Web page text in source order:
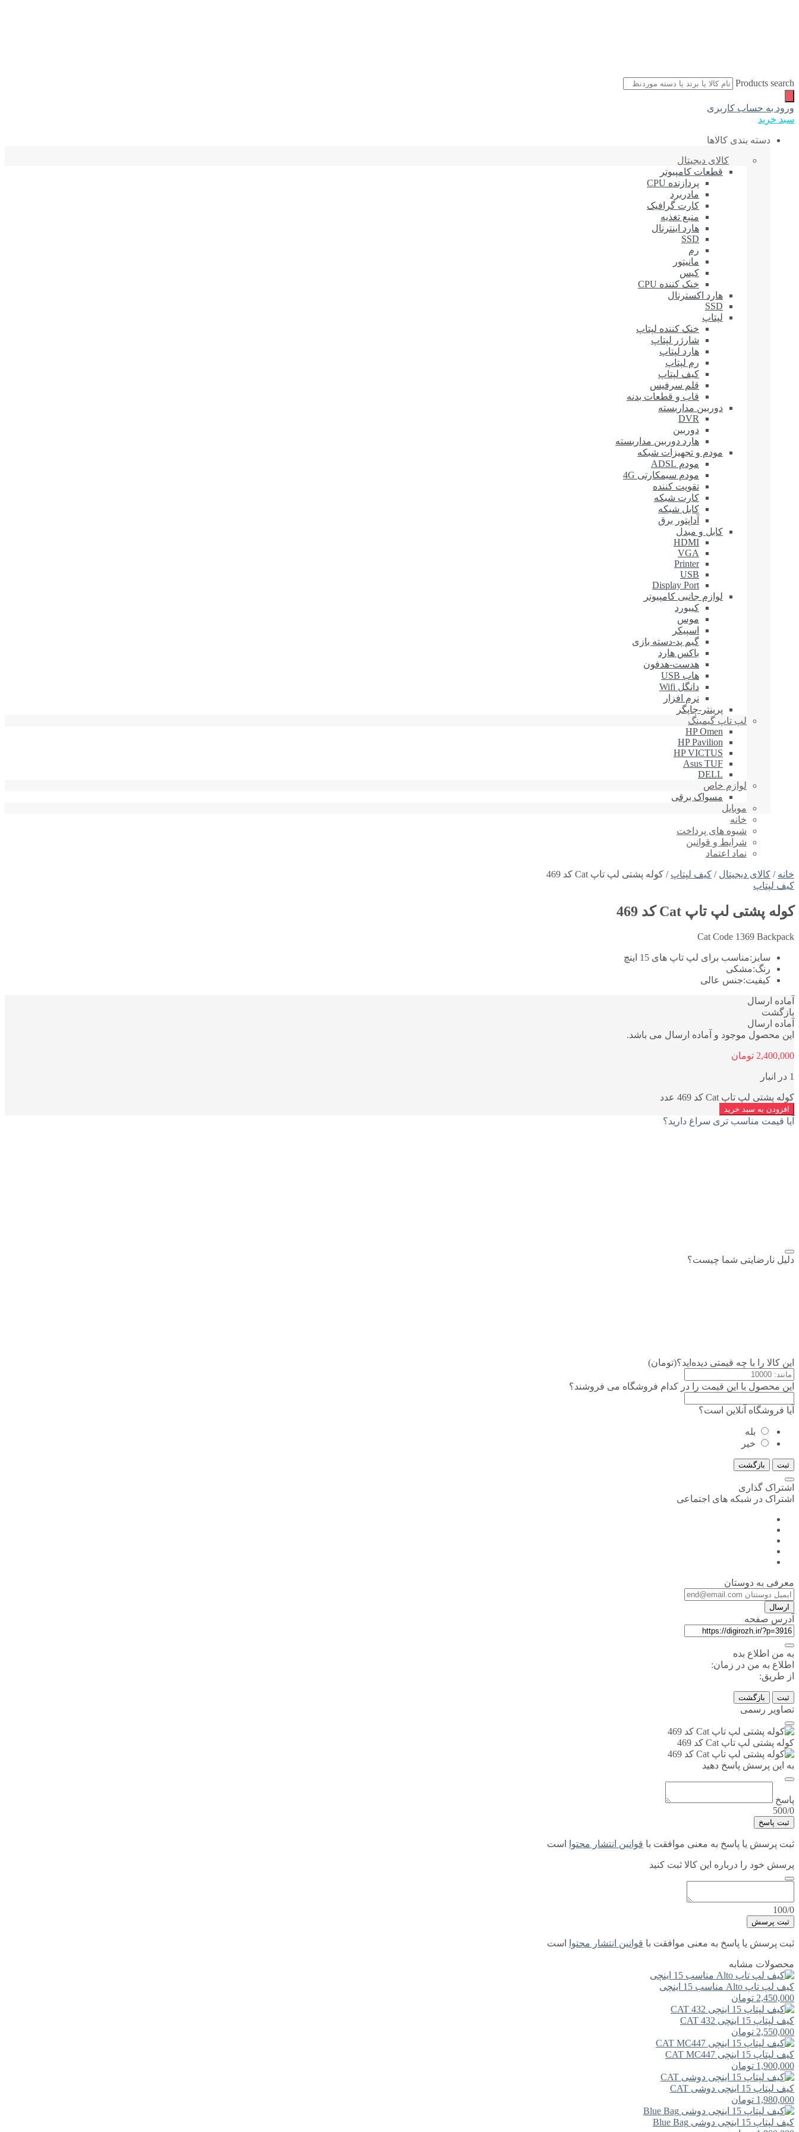
Products search
ورود به حساب کاربری
سبد خرید
دسته بندی کالاها
کالای دیجیتال
قطعات کامپیوتر
پردازنده CPU
مادربرد
کارت گرافیک
منبع تغذیه
هارد اینترنال
SSD
رم
مانیتور
کیس
خنک کننده CPU
هارد اکسترنال
SSD
لپتاپ
خنک کننده لپتاپ
شارژر لپتاپ
هارد لپتاپ
رم لپتاپ
کیف لپتاپ
قلم سرفیس
قاب و قطعات بدنه
دوربین مداربسته
DVR
دوربین
هارد دوربین مداربسته
مودم و تجهیزات شبکه
مودم ADSL
مودم سیمکارتی 4G
تقویت کننده
کارت شبکه
کابل شبکه
آداپتور برق
کابل و مبدل
HDMI
VGA
Printer
USB
Display Port
لوازم جانبی کامپیوتر
کیبورد
موس
اسپیکر
گیم پد-دسته بازی
باکس هارد
هدست-هدفون
هاب USB
دانگل Wifi
نرم افزار
پرینتر-چاپگر
لپ تاپ گیمینگ
HP Omen
HP Pavilion
HP VICTUS
Asus TUF
DELL
لوازم خاص
مسواک برقی
موبایل
خانه
شیوه های پرداخت
شرایط و قوانین
نماد اعتماد
خانه / کالای دیجیتال / کیف لپتاپ / کوله پشتی لپ تاپ Cat کد 469
کیف لپتاپ
کوله پشتی لپ تاپ Cat کد 469
Cat Code 1369 Backpack
سایز:مناسب برای لپ تاپ های 15 اینچ
رنگ:مشکی
کیفیت:جنس عالی
آماده ارسال
بازگشت
آماده ارسال
این محصول موجود و آماده ارسال می باشد.
2,400,000 تومان
1 در انبار
کوله پشتی لپ تاپ Cat کد 469 عدد
افزودن به سبد خرید
آیا قیمت مناسب تری سراغ دارید؟
دلیل نارضایتی شما چیست؟
این کالا را با چه قیمتی دیده‌اید؟(تومان)
این محصول با این قیمت را در کدام فروشگاه می فروشند؟
آیا فروشگاه آنلاین است؟
بله
خیر
ثبت بازگشت
اشتراک گذاری
اشتراک در شبکه های اجتماعی
معرفی به دوستان
ارسال
آدرس صفحه
به من اطلاع بده
اطلاع به من در زمان:
از طریق:
ثبت بازگشت
تصاویر رسمی
کوله پشتی لپ تاپ Cat کد 469
به این پرسش پاسخ دهید
پاسخ
500/0
ثبت پاسخ
ثبت پرسش یا پاسخ به معنی موافقت با قوانین انتشار محتوا است
پرسش خود را درباره این کالا ثبت کنید
100/0
ثبت پرسش
ثبت پرسش یا پاسخ به معنی موافقت با قوانین انتشار محتوا است
محصولات مشابه
کیف لپ تاپ Alto مناسب 15 اینچی
2,450,000 تومان
کیف لپتاپ 15 اینچی CAT 432
2,550,000 تومان
کیف لپتاپ 15 اینچی CAT MC447
1,900,000 تومان
کیف لپتاپ 15 اینچی دوشی CAT
1,980,000 تومان
کیف لپتاپ 15 اینچی دوشی Blue Bag